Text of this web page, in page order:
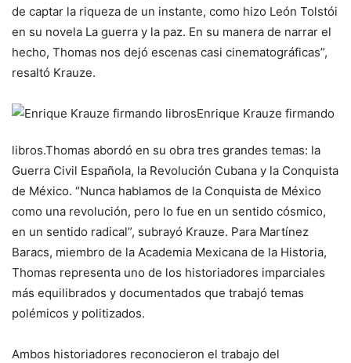
de captar la riqueza de un instante, como hizo León Tolstói
en su novela La guerra y la paz. En su manera de narrar el
hecho, Thomas nos dejó escenas casi cinematográficas”,
resaltó Krauze.
Enrique Krauze firmando
libros.Thomas abordó en su obra tres grandes temas: la
Guerra Civil Española, la Revolución Cubana y la Conquista
de México. “Nunca hablamos de la Conquista de México
como una revolución, pero lo fue en un sentido cósmico,
en un sentido radical”, subrayó Krauze. Para Martínez
Baracs, miembro de la Academia Mexicana de la Historia,
Thomas representa uno de los historiadores imparciales
más equilibrados y documentados que trabajó temas
polémicos y politizados.
Ambos historiadores reconocieron el trabajo del